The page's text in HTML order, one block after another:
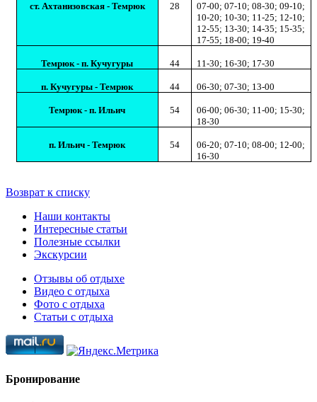
ст. Ахтанизовская - Темрюк 28
07-00; 07-10; 08-30; 09-10;
10-20; 10-30; 11-25; 12-10;
12-55; 13-30; 14-35; 15-35;
17-55; 18-00; 19-40
Темрюк - п. Кучугуры 44 11-30; 16-30; 17-30
п. Кучугуры - Темрюк 44 06-30; 07-30; 13-00
Темрюк - п. Ильич 54
06-00; 06-30; 11-00; 15-30;
18-30
п. Ильич - Темрюк 54
06-20; 07-10; 08-00; 12-00;
16-30
Возврат к списку
Наши контакты
Интересные статьи
Полезные ссылки
Экскурсии
Отзывы об отдыхе
Видео с отдыха
Фото с отдыха
Статьи с отдыха
Бронирование